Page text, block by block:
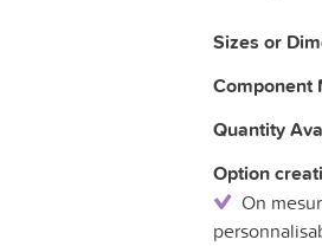
Sizes or
Component
Quantity
Option
On